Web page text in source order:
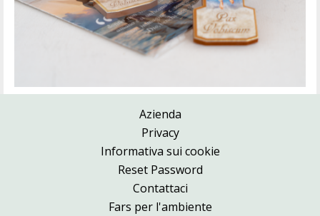
Azienda
Privacy
Informativa sui cookie
Reset Password
Contattaci
Fars per l'ambiente